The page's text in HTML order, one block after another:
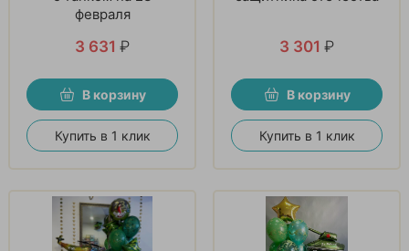
февраля
3 631 ₽
В корзину
Купить в 1 клик
3 301 ₽
В корзину
Купить в 1 клик